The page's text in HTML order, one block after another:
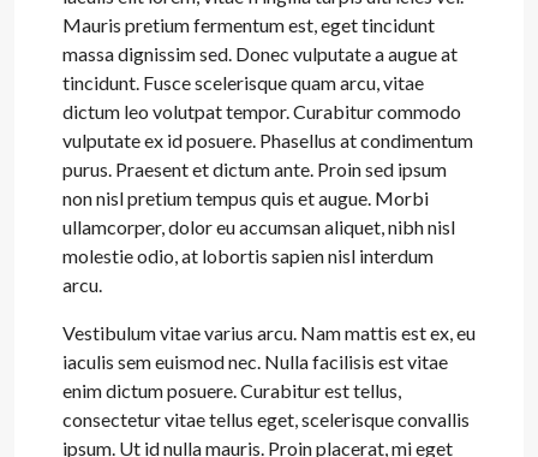
Mauris pretium fermentum est, eget tincidunt
massa dignissim sed. Donec vulputate a augue at
tincidunt. Fusce scelerisque quam arcu, vitae
dictum leo volutpat tempor. Curabitur commodo
vulputate ex id posuere. Phasellus at condimentum
purus. Praesent et dictum ante. Proin sed ipsum
non nisl pretium tempus quis et augue. Morbi
ullamcorper, dolor eu accumsan aliquet, nibh nisl
molestie odio, at lobortis sapien nisl interdum
arcu.
Vestibulum vitae varius arcu. Nam mattis est ex, eu
iaculis sem euismod nec. Nulla facilisis est vitae
enim dictum posuere. Curabitur est tellus,
consectetur vitae tellus eget, scelerisque convallis
ipsum. Ut id nulla mauris. Proin placerat, mi eget